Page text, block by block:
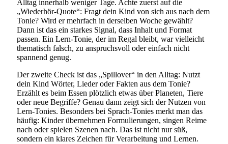
Alltag innerhalb weniger Tage. Achte zuerst auf die
„Wiederhör-Quote“: Fragt dein Kind von sich aus nach dem
Tonie? Wird er mehrfach in derselben Woche gewählt?
Dann ist das ein starkes Signal, dass Inhalt und Format
passen. Ein Lern-Tonie, der im Regal bleibt, war vielleicht
thematisch falsch, zu anspruchsvoll oder einfach nicht
spannend genug.
Der zweite Check ist das „Spillover“ in den Alltag: Nutzt
dein Kind Wörter, Lieder oder Fakten aus dem Tonie?
Erzählt es beim Essen plötzlich etwas über Planeten, Tiere
oder neue Begriffe? Genau dann zeigt sich der Nutzen von
Lern-Tonies. Besonders bei Sprach-Tonies merkt man das
häufig: Kinder übernehmen Formulierungen, singen Reime
nach oder spielen Szenen nach. Das ist nicht nur süß,
sondern ein klares Zeichen für Verarbeitung und Lernen.